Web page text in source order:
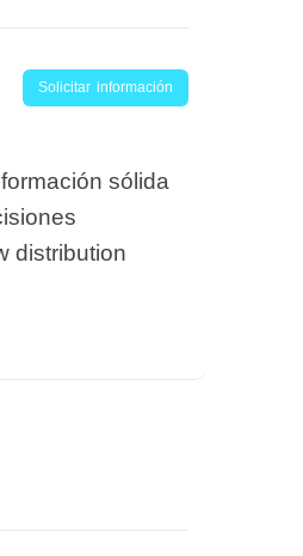
Solicitar información
sólida
distribution